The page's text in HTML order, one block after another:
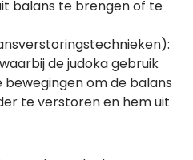
balans te brengen of te
de judoka gebruik
om de balans
te verstoren en hem uit